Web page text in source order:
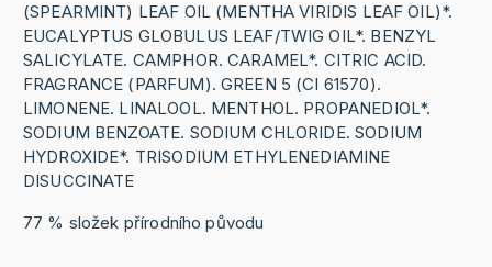
(SPEARMINT) LEAF OIL (MENTHA VIRIDIS LEAF OIL)*.
EUCALYPTUS GLOBULUS LEAF/TWIG OIL*. BENZYL
SALICYLATE. CAMPHOR. CARAMEL*. CITRIC ACID.
FRAGRANCE (PARFUM). GREEN 5 (CI 61570).
LIMONENE. LINALOOL. MENTHOL. PROPANEDIOL*.
SODIUM BENZOATE. SODIUM CHLORIDE. SODIUM
HYDROXIDE*. TRISODIUM ETHYLENEDIAMINE
DISUCCINATE
77 % složek přírodního původu